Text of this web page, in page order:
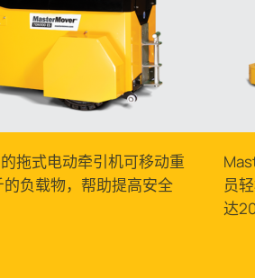
拖式电动牵引机可移动重
负载物，帮助提高安全
员轻
达